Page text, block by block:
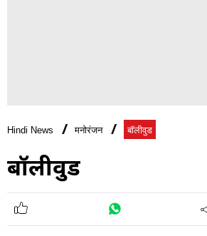
Hindi News मनोरंजन बॉलीवुड
बॉलीवुड